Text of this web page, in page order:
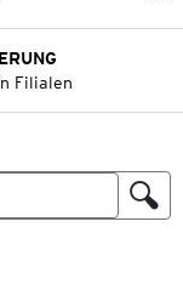
Filialen